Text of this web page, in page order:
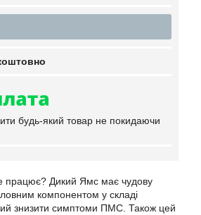
будь-який товар не покидаючи
працює? Дикий Ямс має чудову
компонентом у складі
знизити симптоми ПМС. Також цей